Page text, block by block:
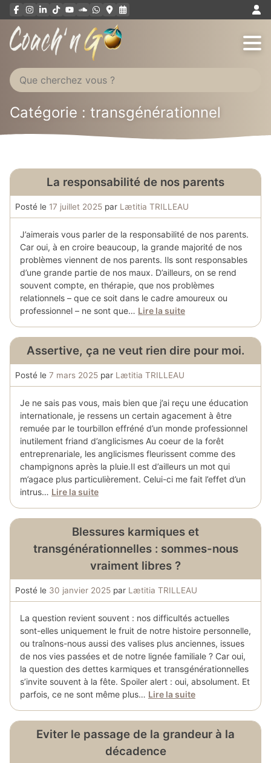
Aller
au
Catégorie : transgénérationnel
La responsabilité de nos parents
Posté le 17 juillet 2025 par Lætitia TRILLEAU
J’aimerais vous parler de la responsabilité de nos parents.
Car oui, à en croire beaucoup, la grande majorité de nos
problèmes viennent de nos parents. Ils sont responsables
d’une grande partie de nos maux. D’ailleurs, on se rend
souvent compte, en thérapie, que nos problèmes
relationnels – que ce soit dans le cadre amoureux ou
professionnel – ne sont que… Lire la suite
Assertive, ça ne veut rien dire pour moi.
Posté le 7 mars 2025 par Lætitia TRILLEAU
Je ne sais pas vous, mais bien que j’ai reçu une éducation
internationale, je ressens un certain agacement à être
remuée par le tourbillon effréné d’un monde professionnel
inutilement friand d’anglicismes Au coeur de la forêt
entreprenariale, les anglicismes fleurissent comme des
champignons après la pluie.Il est d’ailleurs un mot qui
m’agace plus particulièrement. Celui-ci me fait l’effet d’un
intrus… Lire la suite
Blessures karmiques et
transgénérationnelles : sommes-nous
vraiment libres ?
Posté le 30 janvier 2025 par Lætitia TRILLEAU
La question revient souvent : nos difficultés actuelles
sont-elles uniquement le fruit de notre histoire personnelle,
ou traînons-nous aussi des valises plus anciennes, issues
de nos vies passées et de notre lignée familiale ? Car oui,
la question des dettes karmiques et transgénérationnelles
s’invite souvent à la fête. Spoiler alert : oui, absolument. Et
parfois, ce ne sont même plus… Lire la suite
Eviter le passage de la grandeur à la
décadence